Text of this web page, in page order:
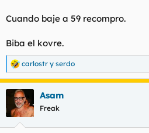
A saber qué videos de Youtube
Para ver este contenido,
para configurar cookies de
Para obtener información más
página de cookies.
Aceptar cookies de terceros
Cuando baje a 59 recompro.
Biba el kovre.
R
e
a
i
carlostr y serdo
Asam
Freak